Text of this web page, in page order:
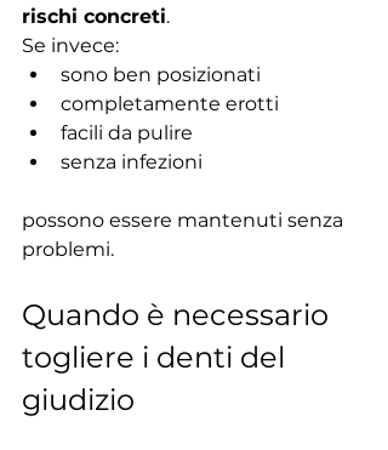
rischi concreti.
Se invece:
sono ben posizionati
completamente erotti
facili da pulire
senza infezioni
possono essere mantenuti senza
problemi.
Quando è necessario
togliere i denti del
giudizio